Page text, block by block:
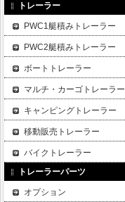
トレーラー
PWC1艇積みトレーラー
PWC2艇積みトレーラー
ボートトレーラー
マルチ・カーゴトレーラー
キャンピングトレーラー
移動販売トレーラー
バイクトレーラー
トレーラーパーツ
オプション